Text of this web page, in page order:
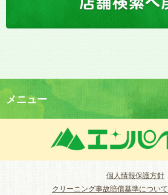
メニュー
個人情報保護方針
クリーニング事故賠償基準について